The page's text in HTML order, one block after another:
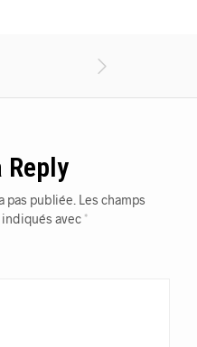
Reply
pas publiée. Les champs
avec *